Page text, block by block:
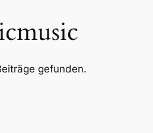
gefunden.